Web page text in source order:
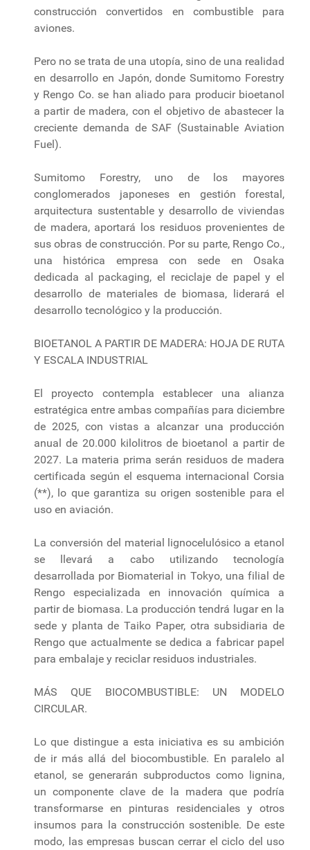
construcción convertidos en combustible para
aviones.
Pero no se trata de una utopía, sino de una realidad
en desarrollo en Japón, donde Sumitomo Forestry
y Rengo Co. se han aliado para producir bioetanol
a partir de madera, con el objetivo de abastecer la
creciente demanda de SAF (Sustainable Aviation
Fuel).
Sumitomo Forestry, uno de los mayores
conglomerados japoneses en gestión forestal,
arquitectura sustentable y desarrollo de viviendas
de madera, aportará los residuos provenientes de
sus obras de construcción. Por su parte, Rengo Co.,
una histórica empresa con sede en Osaka
dedicada al packaging, el reciclaje de papel y el
desarrollo de materiales de biomasa, liderará el
desarrollo tecnológico y la producción.
BIOETANOL A PARTIR DE MADERA: HOJA DE RUTA
Y ESCALA INDUSTRIAL
El proyecto contempla establecer una alianza
estratégica entre ambas compañías para diciembre
de 2025, con vistas a alcanzar una producción
anual de 20.000 kilolitros de bioetanol a partir de
2027. La materia prima serán residuos de madera
certificada según el esquema internacional Corsia
(**), lo que garantiza su origen sostenible para el
uso en aviación.
La conversión del material lignocelulósico a etanol
se llevará a cabo utilizando tecnología
desarrollada por Biomaterial in Tokyo, una filial de
Rengo especializada en innovación química a
partir de biomasa. La producción tendrá lugar en la
sede y planta de Taiko Paper, otra subsidiaria de
Rengo que actualmente se dedica a fabricar papel
para embalaje y reciclar residuos industriales.
MÁS QUE BIOCOMBUSTIBLE: UN MODELO
CIRCULAR.
Lo que distingue a esta iniciativa es su ambición
de ir más allá del biocombustible. En paralelo al
etanol, se generarán subproductos como lignina,
un componente clave de la madera que podría
transformarse en pinturas residenciales y otros
insumos para la construcción sostenible. De este
modo, las empresas buscan cerrar el ciclo del uso